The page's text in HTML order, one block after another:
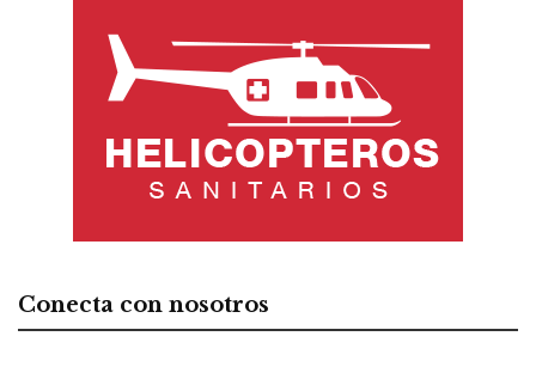
Conecta con nosotros